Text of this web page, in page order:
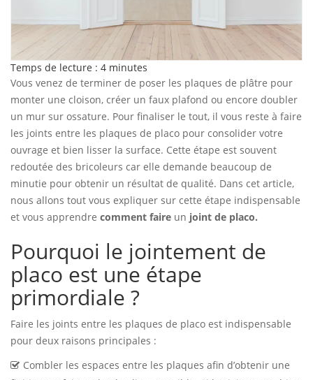
Temps de lecture : 4 minutes
Vous venez de terminer de poser les plaques de plâtre pour
monter une cloison, créer un faux plafond ou encore doubler
un mur sur ossature. Pour finaliser le tout, il vous reste à faire
les joints entre les plaques de placo pour consolider votre
ouvrage et bien lisser la surface. Cette étape est souvent
redoutée des bricoleurs car elle demande beaucoup de
minutie pour obtenir un résultat de qualité. Dans cet article,
nous allons tout vous expliquer sur cette étape indispensable
et vous apprendre comment faire un joint de placo.
Pourquoi le jointement de
placo est une étape
primordiale ?
Faire les joints entre les plaques de placo est indispensable
pour deux raisons principales :
Combler les espaces entre les plaques afin d’obtenir une